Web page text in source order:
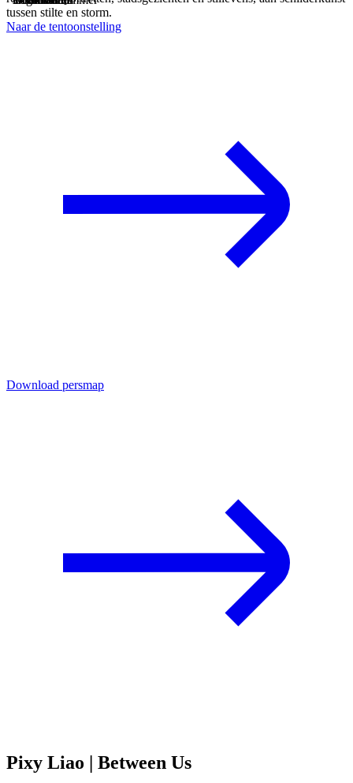
tussen stilte en storm.
Naar de tentoonstelling
Download persmap
Pixy Liao | Between Us